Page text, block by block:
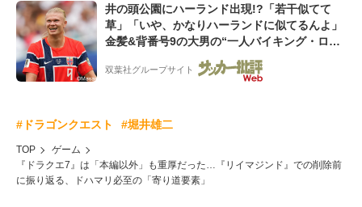
井の頭公園にハーランド出現!?「若干似てて
草」「いや、かなりハーランドに似てるんよ」
金髪&背番号9の大男の“一人バイキング・ロ
ー”映像が話題!「元気をもらった」
双葉社グループサイト
#ドラゴンクエスト #堀井雄二
TOP
ゲーム
『ドラクエ7』は「本編以外」も重厚だった…『リイマジンド』での削除前
に振り返る、ドハマリ必至の「寄り道要素」